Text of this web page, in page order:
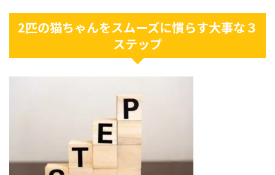
2匹の猫ちゃんをスムーズに慣らす大事な３
ステップ